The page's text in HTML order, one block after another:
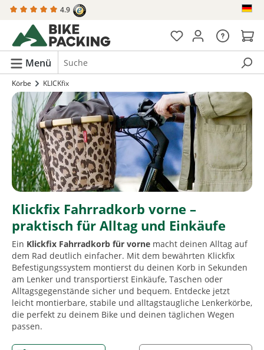
springen 4.9
Menü
Körbe KLICKfix
Klickfix Fahrradkorb vorne –
praktisch für Alltag und Einkäufe
Ein Klickfix Fahrradkorb für vorne macht deinen Alltag auf
dem Rad deutlich einfacher. Mit dem bewährten Klickfix
Befestigungssystem montierst du deinen Korb in Sekunden
am Lenker und transportierst Einkäufe, Taschen oder
Alltagsgegenstände sicher und bequem. Entdecke jetzt
leicht montierbare, stabile und alltagstaugliche Lenkerkörbe,
die perfekt zu deinem Bike und deinen täglichen Wegen
passen.